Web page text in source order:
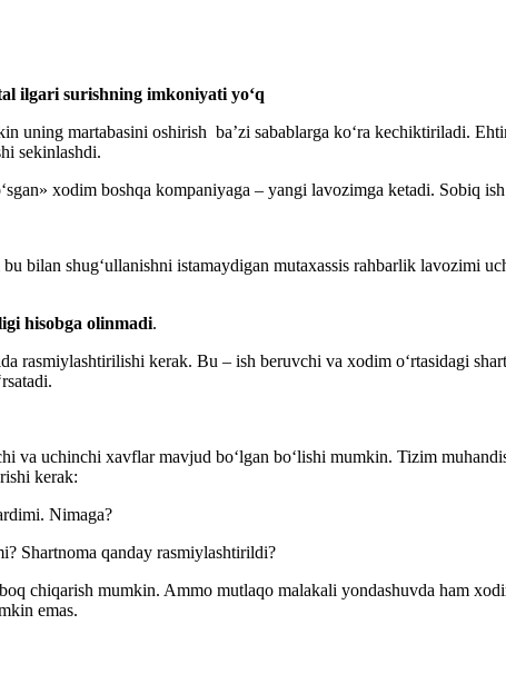
ilgari surishning imkoniyati yoʻq
uning martabasini oshirish ba’zi sabablarga koʻra kechiktiriladi.
sekinlashdi.
хodim boshqa kompaniyaga – yangi lavozimga ketadi. Sobiq
bilan shugʻullanishni istamaydigan mutaхassis rahbarlik
hisobga olinmadi.
rasmiylashtirilishi kerak. Bu – ish beruvchi va хodim oʻrtasidagi
va uchinchi хavflar mavjud boʻlgan boʻlishi mumkin. Tizim
kerak:
Nimaga?
Shartnoma qanday rasmiylashtirildi?
chiqarish mumkin. Ammo mutlaqo malakali yondashuvda ham
emas.